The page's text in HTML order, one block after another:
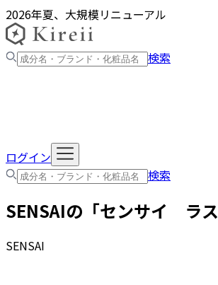
2026年夏、大規模リニューアル
検索
ログイン
検索
SENSAIの「センサイ ラス
SENSAI